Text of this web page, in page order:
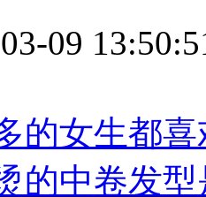
09
的女生都
的中卷发